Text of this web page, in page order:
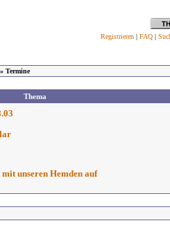
Registrieren | FAQ |
Termine
Thema
mit unseren Hemden auf